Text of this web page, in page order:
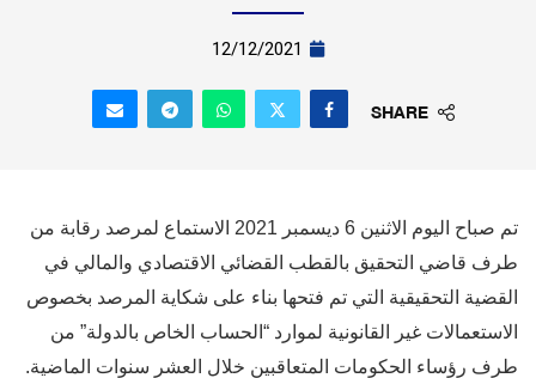
12/12/2021
SHARE
تم صباح اليوم الاثنين 6 ديسمبر 2021 الاستماع لمرصد رقابة من
طرف قاضي التحقيق بالقطب القضائي الاقتصادي والمالي في
القضية التحقيقية التي تم فتحها بناء على شكاية المرصد بخصوص
الاستعمالات غير القانونية لموارد “الحساب الخاص بالدولة” من
طرف رؤساء الحكومات المتعاقبين خلال العشر سنوات الماضية.